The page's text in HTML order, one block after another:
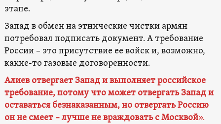
этапе.
Запад в обмен на этнические чистки армян
потребовал подписать документ. А требование
России – это присутствие ее войск и, возможно,
какие-то газовые договоренности.
Алиев отвергает Запад и выполняет российское
требование, потому что может отвергать Запад и
оставаться безнаказанным, но отвергать Россию
он не смеет – лучше не враждовать с Москвой».